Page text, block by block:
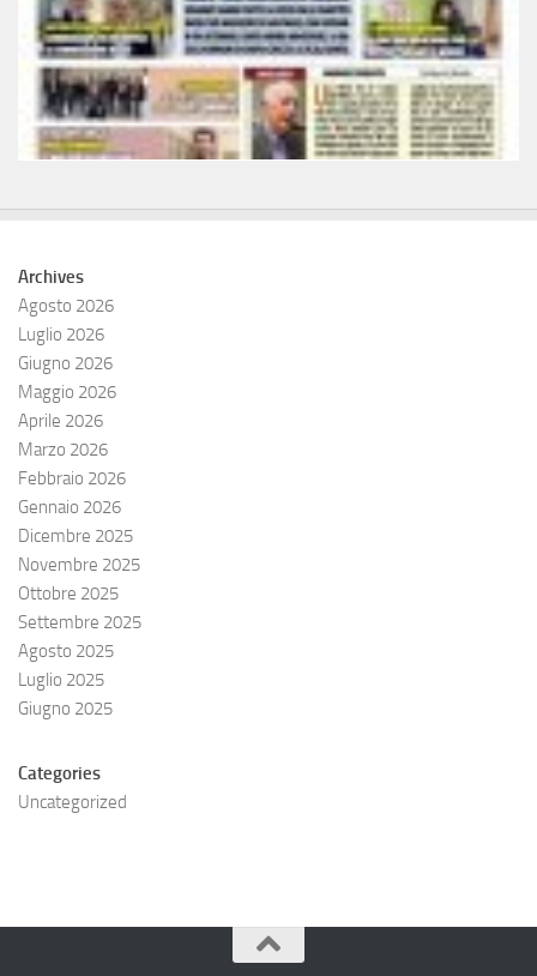
Archives
Agosto 2026
Luglio 2026
Giugno 2026
Maggio 2026
Aprile 2026
Marzo 2026
Febbraio 2026
Gennaio 2026
Dicembre 2025
Novembre 2025
Ottobre 2025
Settembre 2025
Agosto 2025
Luglio 2025
Giugno 2025
Categories
Uncategorized